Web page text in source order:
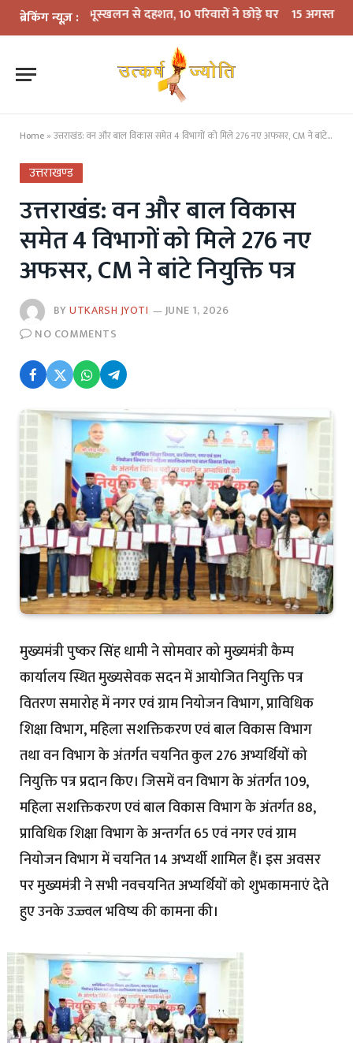
ब्रेकिंग न्यूज़ :
कहर: भूस्खलन से दहशत, 10 परिवारों ने छोड़े घर 15 अगस्त तक LPG
Home » उत्तराखंड: वन और बाल विकास समेत 4 विभागों को मिले 276 नए अफसर, CM ने बांटे नियुक्ति पत्र
उत्तराखण्ड
उत्तराखंड: वन और बाल विकास
समेत 4 विभागों को मिले 276 नए
अफसर, CM ने बांटे नियुक्ति पत्र
BYUTKARSH JYOTI
JUNE 1, 2026
NO COMMENTS
मुख्यमंत्री पुष्कर सिंह धामी ने सोमवार को मुख्यमंत्री कैम्प
कार्यालय स्थित मुख्यसेवक सदन में आयोजित नियुक्ति पत्र
वितरण समारोह में नगर एवं ग्राम नियोजन विभाग, प्राविधिक
शिक्षा विभाग, महिला सशक्तिकरण एवं बाल विकास विभाग
तथा वन विभाग के अंतर्गत चयनित कुल 276 अभ्यर्थियों को
नियुक्ति पत्र प्रदान किए। जिसमें वन विभाग के अंतर्गत 109,
महिला सशक्तिकरण एवं बाल विकास विभाग के अंतर्गत 88,
प्राविधिक शिक्षा विभाग के अन्तर्गत 65 एवं नगर एवं ग्राम
नियोजन विभाग में चयनित 14 अभ्यर्थी शामिल हैं। इस अवसर
पर मुख्यमंत्री ने सभी नवचयनित अभ्यर्थियों को शुभकामनाएं देते
हुए उनके उज्ज्वल भविष्य की कामना की।